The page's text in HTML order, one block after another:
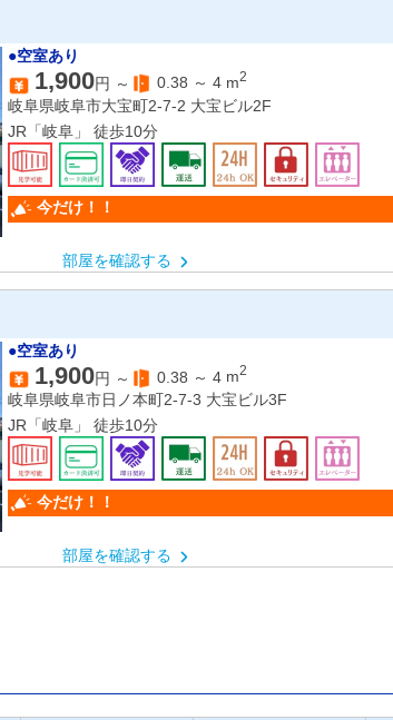
●空室あり
1,900円 ～ 0.38 ～ 4 m2
岐阜県岐阜市大宝町2-7-2 大宝ビル2F
JR「岐阜」 徒歩10分
今だけ！！
部屋を確認する
●空室あり
1,900円 ～ 0.38 ～ 4 m2
岐阜県岐阜市日ノ本町2-7-3 大宝ビル3F
JR「岐阜」 徒歩10分
今だけ！！
部屋を確認する